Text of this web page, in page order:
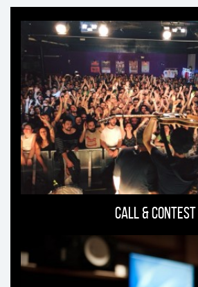
Ti
può
interessare
Call & Contest